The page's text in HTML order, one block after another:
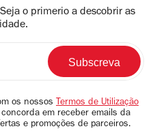
o primerio a descobrir as
os nossos Termos de Utilização
em receber emails da
e promoções de parceiros.